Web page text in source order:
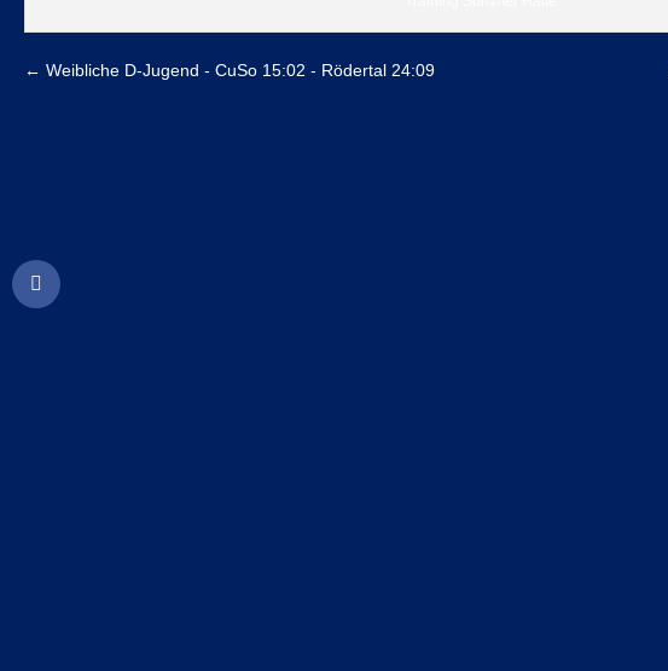
← Weibliche D-Jugend - CuSo 15:02 - Rödertal 24:09